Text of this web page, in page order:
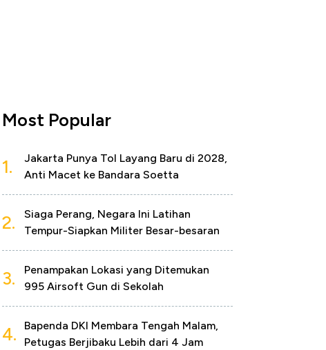
Most Popular
1.
Jakarta Punya Tol Layang Baru di 2028,
Anti Macet ke Bandara Soetta
2.
Siaga Perang, Negara Ini Latihan
Tempur-Siapkan Militer Besar-besaran
3.
Penampakan Lokasi yang Ditemukan
995 Airsoft Gun di Sekolah
4.
Bapenda DKI Membara Tengah Malam,
Petugas Berjibaku Lebih dari 4 Jam